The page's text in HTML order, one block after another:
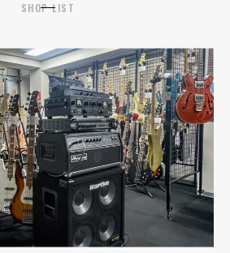
SHOP LIST